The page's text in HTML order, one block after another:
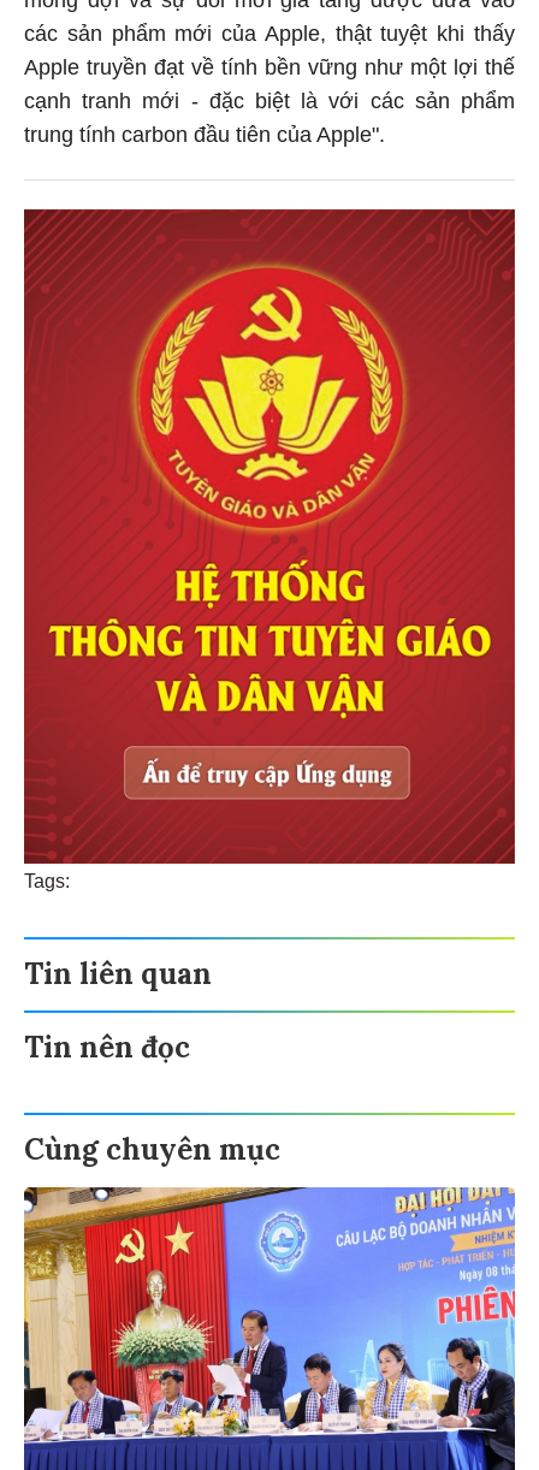
các sản phẩm mới của Apple, thật tuyệt khi thấy
Apple truyền đạt về tính bền vững như một lợi thế
cạnh tranh mới - đặc biệt là với các sản phẩm
trung tính carbon đầu tiên của Apple".
Tags:
Tin liên quan
Tin nên đọc
Cùng chuyên mục